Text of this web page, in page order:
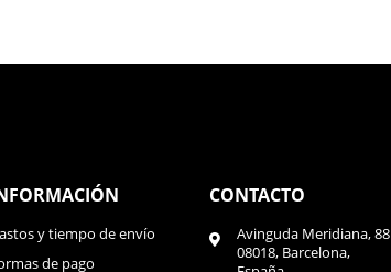
y tiempo de envío
de pago
CONTACTO
Avinguda Meridiana, 88
08018, Barcelona,